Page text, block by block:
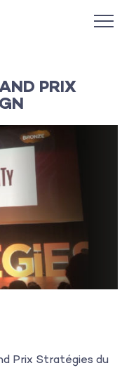
PRIX
Prix Stratégies du